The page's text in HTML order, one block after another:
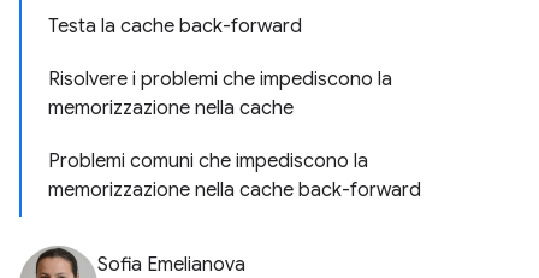
Testa la cache back-forward
Risolvere i problemi che impediscono la
memorizzazione nella cache
Problemi comuni che impediscono la
memorizzazione nella cache back-forward
Sofia Emelianova